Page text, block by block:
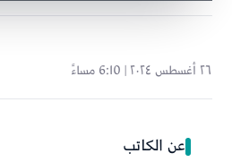
٢٦ أغسطس ٢٠٢٤ | 6:10 مساءً
عن الكاتب